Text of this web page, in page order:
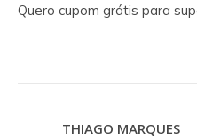
Quero cupom grátis para
THIAGO MARQUES